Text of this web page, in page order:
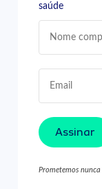
saúde
Assinar
Prometemos